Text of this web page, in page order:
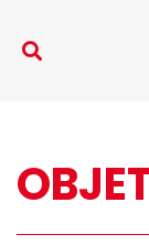
links
content